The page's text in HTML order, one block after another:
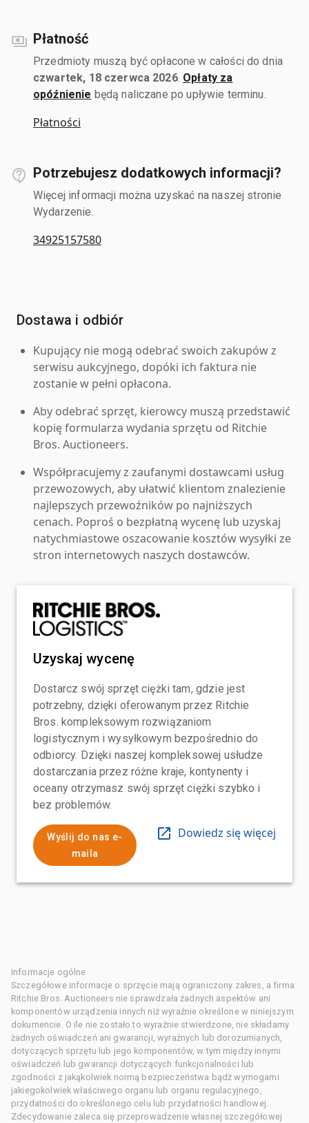
Płatność
Przedmioty muszą być opłacone w całości do dnia
czwartek, 18 czerwca 2026. Opłaty za
opóźnienie będą naliczane po upływie terminu.
Płatności
Potrzebujesz dodatkowych informacji?
Więcej informacji można uzyskać na naszej stronie
Wydarzenie.
34925157580
Dostawa i odbiór
Kupujący nie mogą odebrać swoich zakupów z
serwisu aukcyjnego, dopóki ich faktura nie
zostanie w pełni opłacona.
Aby odebrać sprzęt, kierowcy muszą przedstawić
kopię formularza wydania sprzętu od Ritchie
Bros. Auctioneers.
Współpracujemy z zaufanymi dostawcami usług
przewozowych, aby ułatwić klientom znalezienie
najlepszych przewoźników po najniższych
cenach. Poproś o bezpłatną wycenę lub uzyskaj
natychmiastowe oszacowanie kosztów wysyłki ze
stron internetowych naszych dostawców.
Uzyskaj wycenę
Dostarcz swój sprzęt ciężki tam, gdzie jest
potrzebny, dzięki oferowanym przez Ritchie
Bros. kompleksowym rozwiązaniom
logistycznym i wysyłkowym bezpośrednio do
odbiorcy. Dzięki naszej kompleksowej usłudze
dostarczania przez różne kraje, kontynenty i
oceany otrzymasz swój sprzęt ciężki szybko i
bez problemów.
Wyślij do nas e-
maila
Dowiedz się więcej
Informacje ogólne
Szczegółowe informacje o sprzęcie mają ograniczony zakres, a firma
Ritchie Bros. Auctioneers nie sprawdzała żadnych aspektów ani
komponentów urządzenia innych niż wyraźnie określone w niniejszym
dokumencie. O ile nie zostało to wyraźnie stwierdzone, nie składamy
żadnych oświadczeń ani gwarancji, wyraźnych lub dorozumianych,
dotyczących sprzętu lub jego komponentów, w tym między innymi
oświadczeń lub gwarancji dotyczących funkcjonalności lub
zgodności z jakąkolwiek normą bezpieczeństwa bądź wymogami
jakiegokolwiek właściwego organu lub organu regulacyjnego,
przydatności do określonego celu lub przydatności handlowej.
Zdecydowanie zaleca się przeprowadzenie własnej szczegółowej